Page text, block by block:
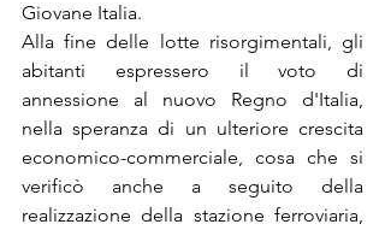
Giovane Italia.
Alla fine delle lotte risorgimentali, gli
abitanti espressero il voto di
annessione al nuovo Regno d'Italia,
nella speranza di un ulteriore crescita
economico-commerciale, cosa che si
verificò anche a seguito della
realizzazione della stazione ferroviaria,